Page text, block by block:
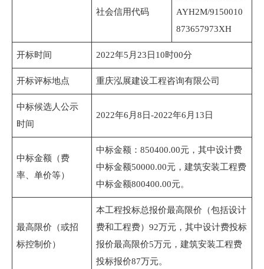
社会信用代码
AYH2M/9150010
873657973XH
开标时间 2022年5月23日10时00分
开标评标地点 重庆泓展建设工程咨询有限公司
中标候选人公示
时间
2022年6月8日-2022年6月13日
中标金额（费
率、单价等）
中标金额：850400.00元，其中设计费
中标金额50000.00元，建筑安装工程费
中标金额800400.00元。
最高限价（或招
标控制价）
本工程投标总报价最高限价（包括设计
费和工程费）92万元，其中设计费投标
报价最高限价5万元，建筑安装工程费
投标报价87万元。